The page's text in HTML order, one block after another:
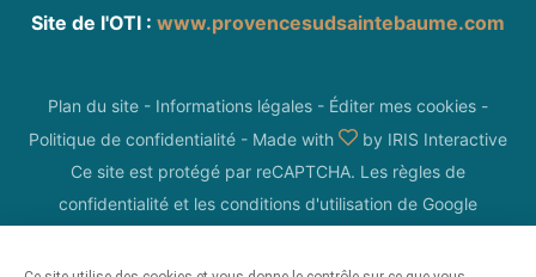
Site de l'OTI : www.provencesudsaintebaume.com
Plan du site - Informations légales - Éditer mes cookies -
Politique de confidentialité - Made with by IRIS Interactive
Ce site est protégé par reCAPTCHA. Les règles de
confidentialité et les conditions d'utilisation de Google